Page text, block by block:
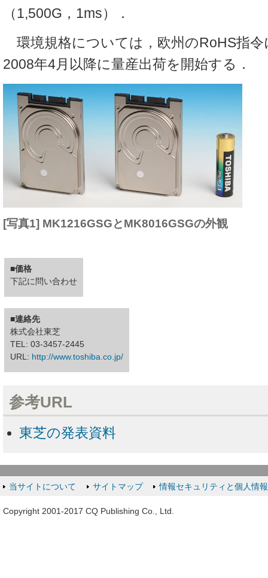
（1,500G，1ms）．
環境規格については，欧州のRoHS指令
2008年4月以降に量産出荷を開始する．
[写真1] MK1216GSGとMK8016GSGの外観
■価格
下記に問い合わせ
■連絡先
株式会社東芝
TEL: 03-3457-2445
URL: http://www.toshiba.co.jp/
参考URL
東芝の発表資料
当サイトについて サイトマップ 情報セキュリティと個人情
Copyright 2001-2017 CQ Publishing Co., Ltd.